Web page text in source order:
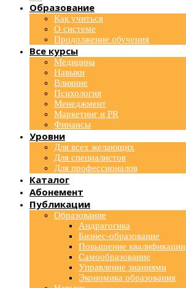
Образование
Как учиться
О системе
Продолжение обучения
Все курсы
Медицина
Навыки
Влияние
Психология
Менеджмент
Маркетинг и PR
Финансы
Уровни
Для всех желающих
Для специалистов
Для профессионалов
Каталог
Абонемент
Публикации
Образование
Андрагогика
Бизнес-образование
Повышение квалификации
Самообразование
Управление знаниями
Экономика образования